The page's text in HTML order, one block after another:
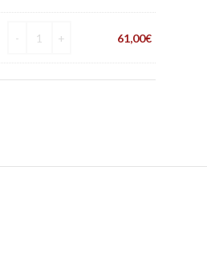
61,00€